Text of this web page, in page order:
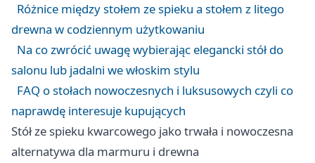
Różnice między stołem ze spieku a stołem z litego
drewna w codziennym użytkowaniu
Na co zwrócić uwagę wybierając elegancki stół do
salonu lub jadalni we włoskim stylu
FAQ o stołach nowoczesnych i luksusowych czyli co
naprawdę interesuje kupujących
Stół ze spieku kwarcowego jako trwała i nowoczesna
alternatywa dla marmuru i drewna